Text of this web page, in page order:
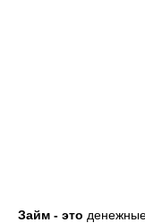
Займ - это